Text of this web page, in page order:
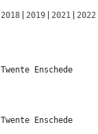
2018 2019 2021 2022
Enschede
Enschede